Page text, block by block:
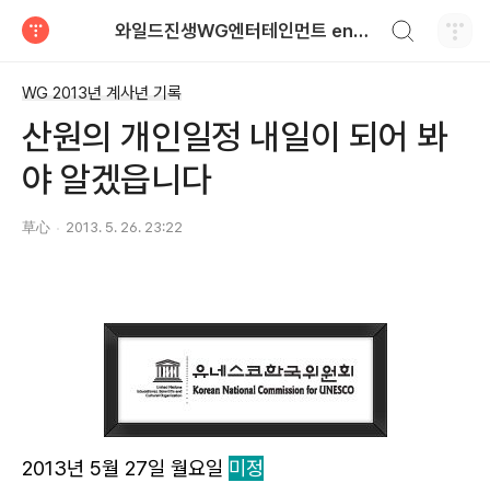
와일드진생WG엔터테인먼트 entertainment
WG 2013년 계사년 기록
산원의 개인일정 내일이 되어 봐
야 알겠읍니다
草心 2013. 5. 26. 23:22
2013년 5월 27일 월요일 미정